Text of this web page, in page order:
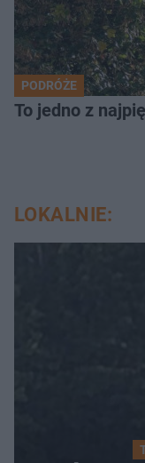
PODRÓŻE
To jedno z
LOKALNIE: